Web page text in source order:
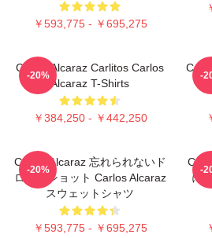
￥593,775 - ￥695,275
Carlos Alcaraz Carlitos Carlos
Alcaraz T-Shirts
￥384,250 - ￥442,250
-20% -
Carlos Alcaraz 忘れられないド
ロップショット Carlos Alcaraz
スウェットシャツ
￥593,775 - ￥695,275
-20%
に
-